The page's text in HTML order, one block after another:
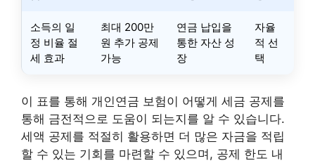
소득의 일
정 비율 절
세 효과
최대 200만
원 추가 공제
가능
연금 납입을
통한 자산 성
장
자율
적 선
택
이 표를 통해 개인연금 보험이 어떻게 세금 공제를
통해 금전적으로 도움이 되는지를 알 수 있습니다.
세액 공제를 적절히 활용하면 더 많은 자금을 적립
할 수 있는 기회를 마련할 수 있으며, 공제 한도 내